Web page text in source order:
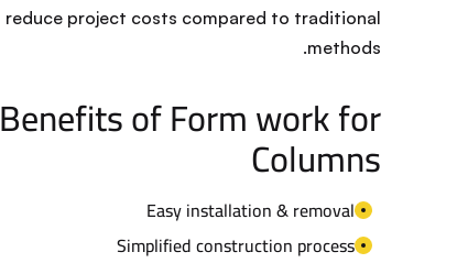
reduce project costs compared to traditional
methods.
Benefits of Form work for
Columns
Easy installation & removal
Simplified construction process